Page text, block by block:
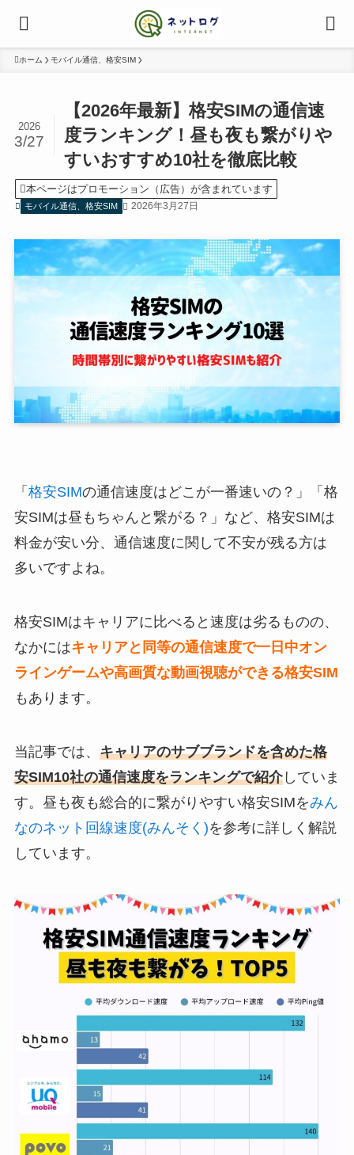
ホーム モバイル通信、格安SIM
【2026年最新】格安SIMの通信速
度ランキング！昼も夜も繋がりや
すいおすすめ10社を徹底比較
2026
3/27
本ページはプロモーション（広告）が含まれています
モバイル通信、格安SIM 2026年3月27日
「 格安SIMの通信速度はどこが一番速いの？」「格
安SIMは昼もちゃんと繋がる？」など、格安SIMは
料金が安い分、通信速度に関して不安が残る方は
多いですよね。
格安SIMはキャリアに比べると速度は劣るものの、
なかにはキャリアと同等の通信速度で一日中オン
ラインゲームや高画質な動画視聴ができる格安SIM
もあります。
当記事では、 キャリアのサブブランドを含めた格
安SIM10社の通信速度をランキングで紹介していま
す。昼も夜も総合的に繋がりやすい格安SIMをみん
なのネット回線速度(みんそく)を参考に詳しく解説
しています。